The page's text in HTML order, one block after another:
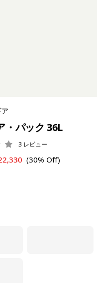
・パック 36L
3.3 / 5
3 レビュー
(30% Off)